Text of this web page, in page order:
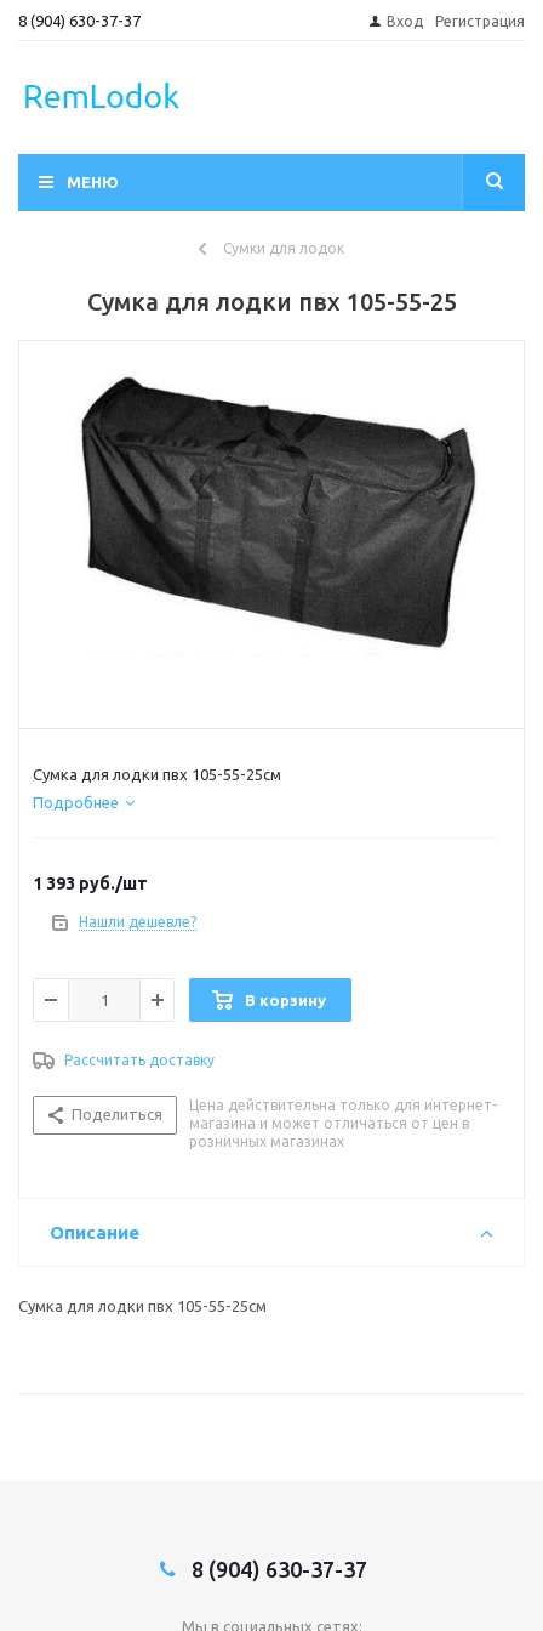
8 (904) 630-37-37 Вход Регистрация
МЕНЮ
Сумки для лодок
Сумка для лодки пвх 105-55-25
Сумка для лодки пвх 105-55-25см
Подробнее
1 393 руб./шт
Нашли дешевле?
В корзину
Рассчитать доставку
Поделиться
Цена действительна только для интернет-
магазина и может отличаться от цен в
розничных магазинах
Описание
Сумка для лодки пвх 105-55-25см
8 (904) 630-37-37
Мы в социальных сетях: